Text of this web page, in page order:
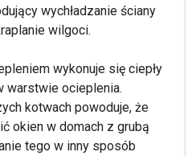
wychładzanie ściany
wilgoci.
wykonuje się ciepły
warstwie ocieplenia.
kotwach powoduje, że
okien w domach z grubą
tego w inny sposób